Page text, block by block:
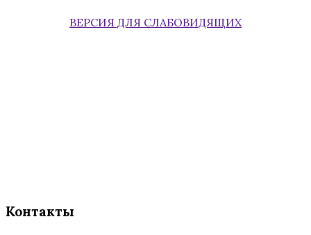
ВЕРСИЯ ДЛЯ СЛАБОВИДЯЩИХ
Контакты